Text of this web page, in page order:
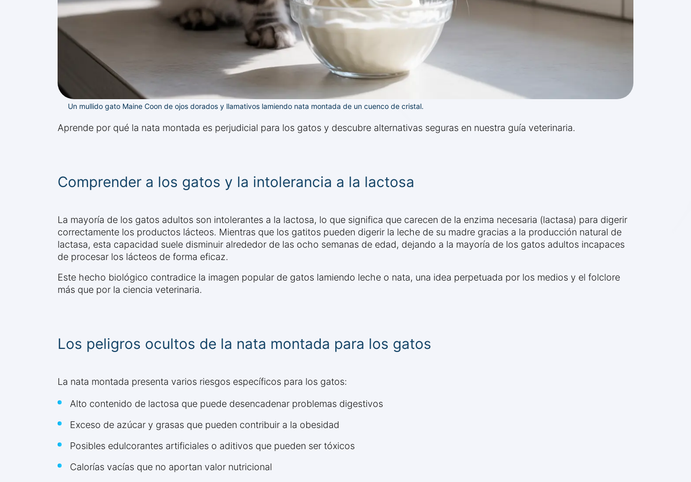
Un mullido gato Maine Coon de ojos dorados y llamativos lamiendo nata montada de un cuenco de cristal.
Aprende por qué la nata montada es perjudicial para los gatos y descubre alternativas seguras en nuestra guía veterinaria.
Comprender a los gatos y la intolerancia a la lactosa
La mayoría de los gatos adultos son intolerantes a la lactosa, lo que significa que carecen de la enzima necesaria (lactasa) para digerir
correctamente los productos lácteos. Mientras que los gatitos pueden digerir la leche de su madre gracias a la producción natural de
lactasa, esta capacidad suele disminuir alrededor de las ocho semanas de edad, dejando a la mayoría de los gatos adultos incapaces
de procesar los lácteos de forma eficaz.
Este hecho biológico contradice la imagen popular de gatos lamiendo leche o nata, una idea perpetuada por los medios y el folclore
más que por la ciencia veterinaria.
Los peligros ocultos de la nata montada para los gatos
La nata montada presenta varios riesgos específicos para los gatos:
Alto contenido de lactosa que puede desencadenar problemas digestivos
Exceso de azúcar y grasas que pueden contribuir a la obesidad
Posibles edulcorantes artificiales o aditivos que pueden ser tóxicos
Calorías vacías que no aportan valor nutricional